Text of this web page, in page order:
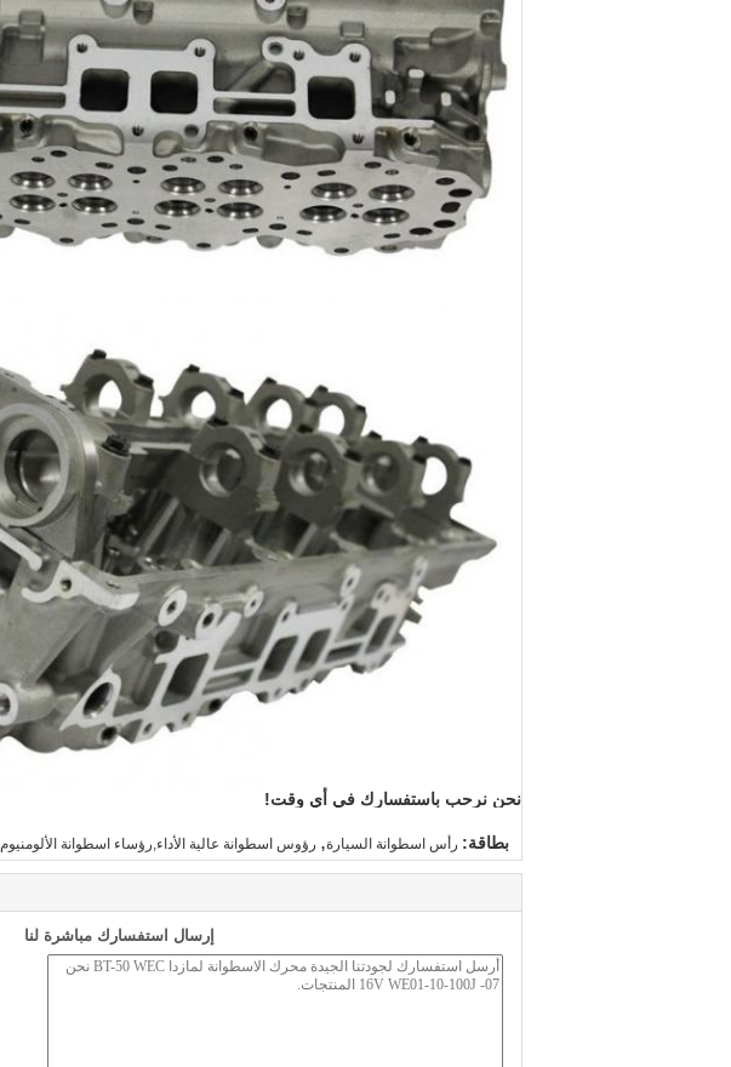
نحن نرحب باستفسارك في أي وقت!
بطاقة: رأس اسطوانة السيارة, رؤوس اسطوانة عالية الأداء,رؤساء اسطوانة الألومنيوم
إرسال استفسارك مباشرة لنا